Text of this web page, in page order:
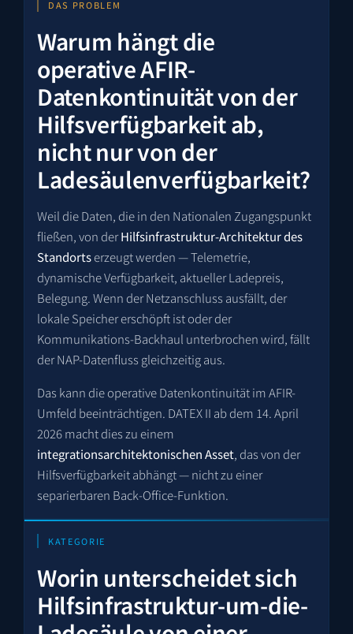
DAS PROBLEM
Warum hängt die
operative AFIR-
Datenkontinuität von der
Hilfsverfügbarkeit ab,
nicht nur von der
Ladesäulenverfügbarkeit?
Weil die Daten, die in den Nationalen Zugangspunkt
fließen, von derHilfsinfrastruktur-Architektur des
Standortserzeugt werden — Telemetrie,
dynamische Verfügbarkeit, aktueller Ladepreis,
Belegung. Wenn der Netzanschluss ausfällt, der
lokale Speicher erschöpft ist oder der
Kommunikations-Backhaul unterbrochen wird, fällt
der NAP-Datenfluss gleichzeitig aus.
Das kann die operative Datenkontinuität im AFIR-
Umfeld beeinträchtigen. DATEX II ab dem 14. April
2026 macht dies zu einem
integrationsarchitektonischen Asset, das von der
Hilfsverfügbarkeit abhängt — nicht zu einer
separierbaren Back-Office-Funktion.
KATEGORIE
Worin unterscheidet sich
Hilfsinfrastruktur-um-die-